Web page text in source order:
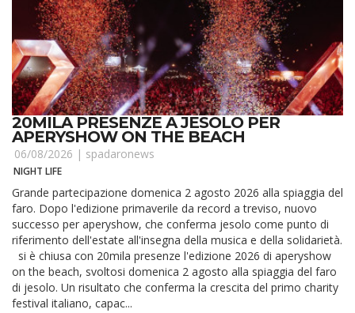
20MILA PRESENZE A JESOLO PER
APERYSHOW ON THE BEACH
06/08/2026 | spadaronews
NIGHT LIFE
Grande partecipazione domenica 2 agosto 2026 alla spiaggia del
faro. Dopo l'edizione primaverile da record a treviso, nuovo
successo per aperyshow, che conferma jesolo come punto di
riferimento dell'estate all'insegna della musica e della solidarietà.
si è chiusa con 20mila presenze l'edizione 2026 di aperyshow
on the beach, svoltosi domenica 2 agosto alla spiaggia del faro
di jesolo. Un risultato che conferma la crescita del primo charity
festival italiano, capac...